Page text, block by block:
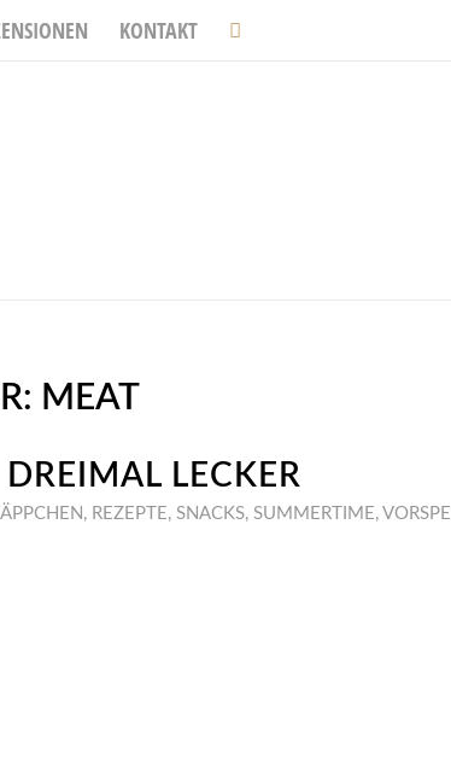
KONTAKT
MEAT
LECKER
, REZEPTE, SNACKS, SUMMERTIME,